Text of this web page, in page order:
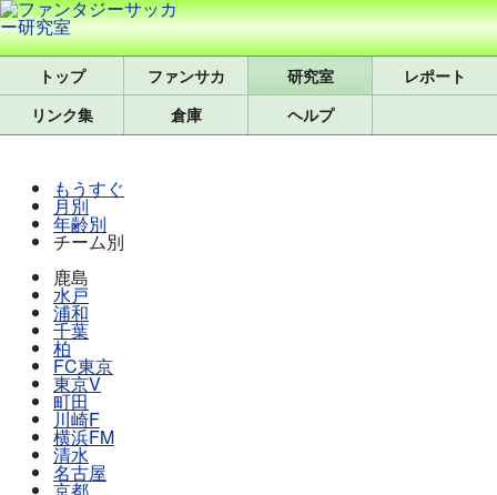
トップ 研究室
レポート
リンク集
倉庫 ヘルプ
もうすぐ
月別
年齢別
チーム別
鹿島
水戸
浦和
千葉
柏
FC東京
東京V
町田
川崎F
横浜FM
清水
名古屋